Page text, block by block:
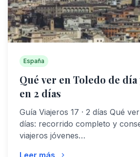
España
Qué ver en Toledo de
en 2 días
Guía Viajeros 17 · 2 días Qué
días: recorrido completo y
viajeros jóvenes…
Leer más